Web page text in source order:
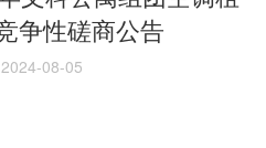
争性磋商公告
08-05